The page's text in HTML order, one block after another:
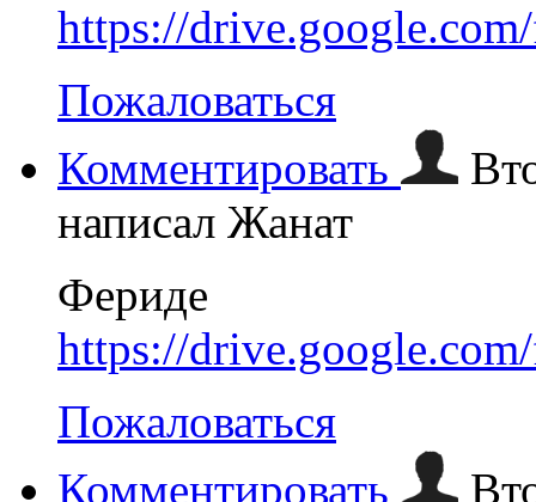
https://
Пожаловаться
Комментировать
написал Жанат
Фериде
https://
Пожаловаться
Комментировать